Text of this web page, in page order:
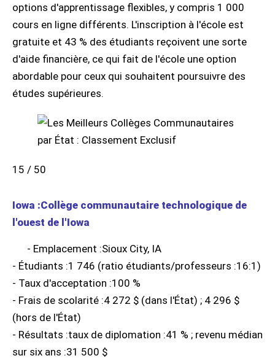
options d'apprentissage flexibles, y compris 1 000
cours en ligne différents. L'inscription à l'école est
gratuite et 43 % des étudiants reçoivent une sorte
d'aide financière, ce qui fait de l'école une option
abordable pour ceux qui souhaitent poursuivre des
études supérieures.
15 / 50
Iowa :Collège communautaire technologique de
l'ouest de l'Iowa
- Emplacement :Sioux City, IA
- Étudiants :1 746 (ratio étudiants/professeurs :16:1)
- Taux d'acceptation :100 %
- Frais de scolarité :4 272 $ (dans l'État) ; 4 296 $
(hors de l'État)
- Résultats :taux de diplomation :41 % ; revenu médian
sur six ans :31 500 $